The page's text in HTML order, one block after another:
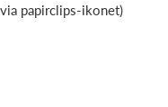
papirclips-ikonet)